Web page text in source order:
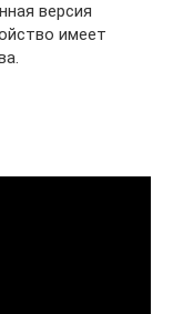
версия
имеет